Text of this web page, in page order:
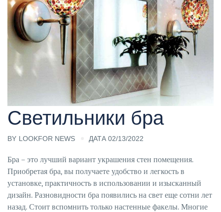
Cветильники бра
BY LOOKFOR NEWS ДАТА 02/13/2022
Бра – это лучший вариант украшения стен помещения.
Приобретая бра, вы получаете удобство и легкость в
установке, практичность в использовании и изысканный
дизайн. Разновидности бра появились на свет еще сотни лет
назад. Стоит вспомнить только настенные факелы. Многие